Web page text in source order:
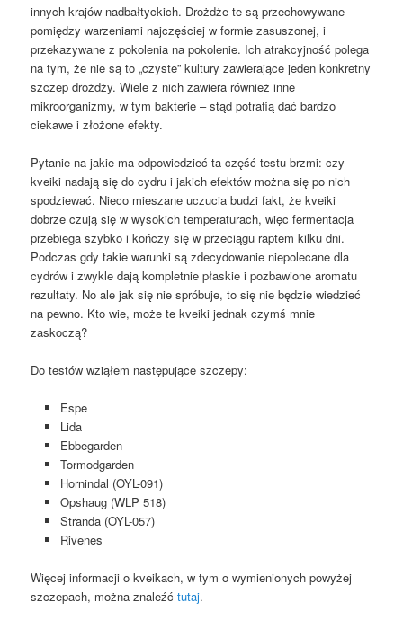
innych krajów nadbałtyckich. Drożdże te są przechowywane
pomiędzy warzeniami najczęściej w formie zasuszonej, i
przekazywane z pokolenia na pokolenie. Ich atrakcyjność polega
na tym, że nie są to „czyste” kultury zawierające jeden konkretny
szczep drożdży. Wiele z nich zawiera również inne
mikroorganizmy, w tym bakterie – stąd potrafią dać bardzo
ciekawe i złożone efekty.
Pytanie na jakie ma odpowiedzieć ta część testu brzmi: czy
kveiki nadają się do cydru i jakich efektów można się po nich
spodziewać. Nieco mieszane uczucia budzi fakt, że kveiki
dobrze czują się w wysokich temperaturach, więc fermentacja
przebiega szybko i kończy się w przeciągu raptem kilku dni.
Podczas gdy takie warunki są zdecydowanie niepolecane dla
cydrów i zwykle dają kompletnie płaskie i pozbawione aromatu
rezultaty. No ale jak się nie spróbuje, to się nie będzie wiedzieć
na pewno. Kto wie, może te kveiki jednak czymś mnie
zaskoczą?
Do testów wziąłem następujące szczepy:
Espe
Lida
Ebbegarden
Tormodgarden
Hornindal (OYL-091)
Opshaug (WLP 518)
Stranda (OYL-057)
Rivenes
Więcej informacji o kveikach, w tym o wymienionych powyżej
szczepach, można znaleźć tutaj.